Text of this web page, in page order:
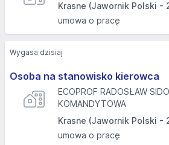
Krasne (Jawornik Polski -
umowa o pracę
Osoba na stanowisko kierowca
ECOPROF RADOSŁAW
KOMANDYTOWA
Krasne (Jawornik Polski -
umowa o pracę
Wygasa dzisiaj